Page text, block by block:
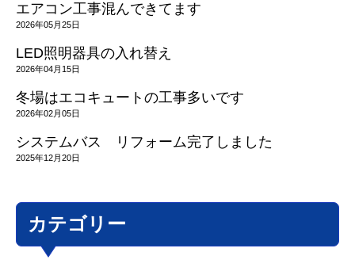
エアコン工事混んできてます
2026年05月25日
LED照明器具の入れ替え
2026年04月15日
冬場はエコキュートの工事多いです
2026年02月05日
システムバス リフォーム完了しました
2025年12月20日
カテゴリー